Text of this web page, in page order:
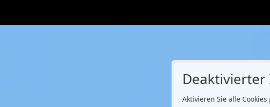
Deaktivierter
Aktivieren Sie alle